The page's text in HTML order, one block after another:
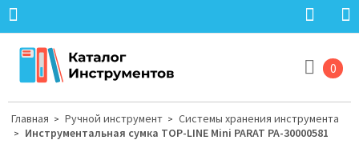
0
Главная > Ручной инструмент > Системы хранения инструмента
> Инструментальная сумка TOP-LINE Mini PARAT PA-30000581